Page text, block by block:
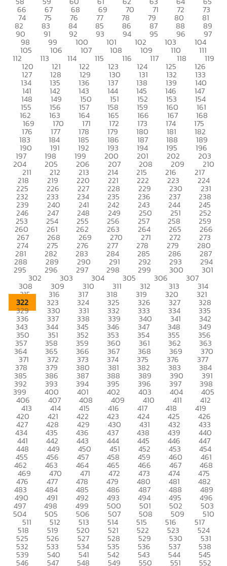
66 67 68 69 70 71 72 73
74 75 76 77 78 79 80 81
82 83 84 85 86 87 88 89
90 91 92 93 94 95 96 97
98 99 100 101 102 103 104
105 106 107 108 109 110 111
112 113 114 115 116 117 118 119
120 121 122 123 124 125 126
127 128 129 130 131 132 133
134 135 136 137 138 139 140
141 142 143 144 145 146 147
148 149 150 151 152 153 154
155 156 157 158 159 160 161
162 163 164 165 166 167 168
169 170 171 172 173 174 175
176 177 178 179 180 181 182
183 184 185 186 187 188 189
190 191 192 193 194 195 196
197 198 199 200 201 202 203
204 205 206 207 208 209 210
211 212 213 214 215 216 217
218 219 220 221 222 223 224
225 226 227 228 229 230 231
232 233 234 235 236 237 238
239 240 241 242 243 244 245
246 247 248 249 250 251 252
253 254 255 256 257 258 259
260 261 262 263 264 265 266
267 268 269 270 271 272 273
274 275 276 277 278 279 280
281 282 283 284 285 286 287
288 289 290 291 292 293 294
295 296 297 298 299 300 301
302 303 304 305 306 307
308 309 310 311 312 313 314
315 316 317 318 319 320 321
322 323 324 325 326 327 328
329 330 331 332 333 334 335
336 337 338 339 340 341 342
343 344 345 346 347 348 349
350 351 352 353 354 355 356
357 358 359 360 361 362 363
364 365 366 367 368 369 370
371 372 373 374 375 376 377
378 379 380 381 382 383 384
385 386 387 388 389 390 391
392 393 394 395 396 397 398
399 400 401 402 403 404 405
406 407 408 409 410 411 412
413 414 415 416 417 418 419
420 421 422 423 424 425 426
427 428 429 430 431 432 433
434 435 436 437 438 439 440
441 442 443 444 445 446 447
448 449 450 451 452 453 454
455 456 457 458 459 460 461
462 463 464 465 466 467 468
469 470 471 472 473 474 475
476 477 478 479 480 481 482
483 484 485 486 487 488 489
490 491 492 493 494 495 496
497 498 499 500 501 502 503
504 505 506 507 508 509 510
511 512 513 514 515 516 517
518 519 520 521 522 523 524
525 526 527 528 529 530 531
532 533 534 535 536 537 538
539 540 541 542 543 544 545
546 547 548 549 550 551 552